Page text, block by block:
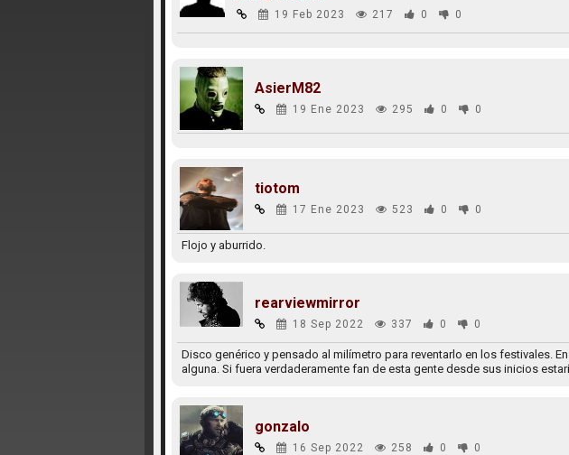
19 Feb 2023 217 0 0
AsierM82
19 Ene 2023 295 0 0
tiotom
17 Ene 2023 523 0 0
Flojo y aburrido.
rearviewmirror
18 Sep 2022 337 0 0
Disco genérico y pensado al milímetro para reventarlo en los festivales.
alguna. Si fuera verdaderamente fan de esta gente desde sus inicios
gonzalo
16 Sep 2022 258 0 0